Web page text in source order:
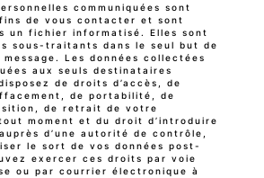
communiquées sont
de vous contacter et sont
un fichier informatisé. Elles sont
sous-traitants dans le seul but de
Les données collectées
aux seuls destinataires
de droits d’accès, de
de portabilité, de
de retrait de votre
moment et du droit d’introduire
d’une autorité de contrôle,
le sort de vos données post-
exercer ces droits par voie
ou par courrier électronique à